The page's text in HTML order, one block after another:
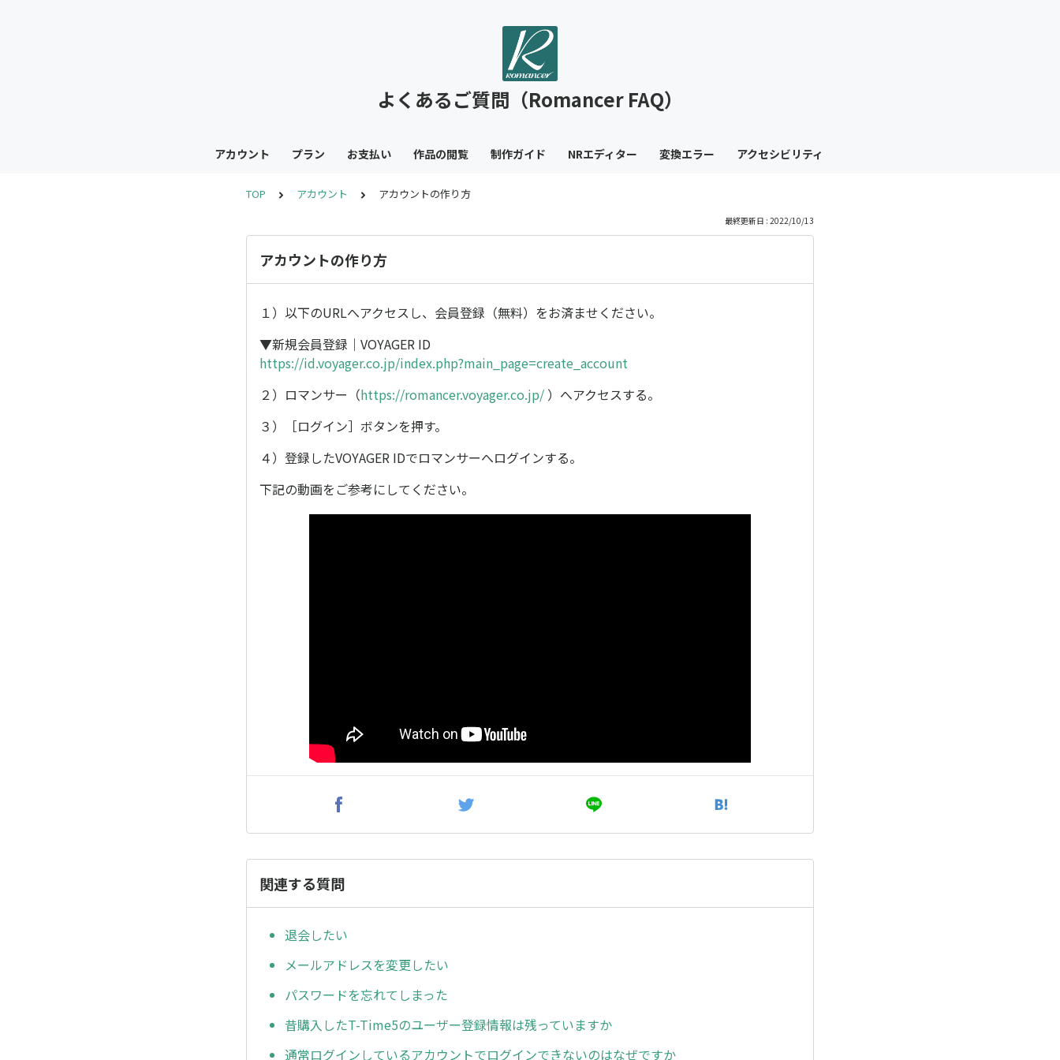
よくあるご質問（Romancer FAQ）
アカウント プラン お支払い 作品の閲覧 制作ガイド NRエディター 変換エラー アクセシビリティ
TOP アカウント アカウントの作り方
最終更新日 : 2022/10/13
アカウントの作り方
１）以下のURLへアクセスし、会員登録（無料）をお済ませください。
▼新規会員登録｜VOYAGER ID
https://id.voyager.co.jp/index.php?main_page=create_account
２）ロマンサー（https://romancer.voyager.co.jp/ ）へアクセスする。
３）［ログイン］ボタンを押す。
４）登録したVOYAGER IDでロマンサーへログインする。
下記の動画をご参考にしてください。
関連する質問
退会したい
メールアドレスを変更したい
パスワードを忘れてしまった
昔購入したT-Time5のユーザー登録情報は残っていますか
通常ログインしているアカウントでログインできないのはなぜですか